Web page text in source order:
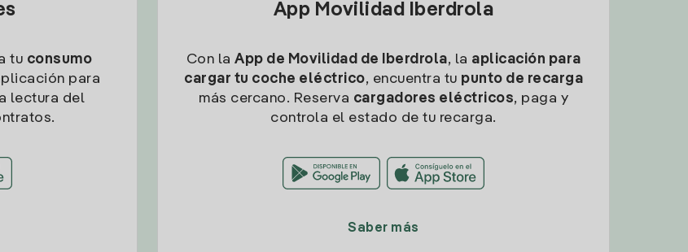
tu consumo
para
lectura del
App Movilidad Iberdrola
Con la App de Movilidad de Iberdrola, la aplicación para
cargar tu coche eléctrico, encuentra tu punto de recarga
más cercano. Reserva cargadores eléctricos, paga y
controla el estado de tu recarga.
Saber más